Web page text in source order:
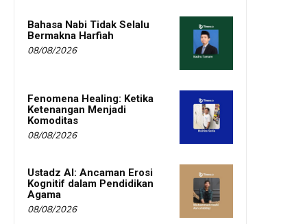
Bahasa Nabi Tidak Selalu
Bermakna Harfiah
08/08/2026
Fenomena Healing: Ketika
Ketenangan Menjadi
Komoditas
08/08/2026
Ustadz AI: Ancaman Erosi
Kognitif dalam Pendidikan
Agama
08/08/2026